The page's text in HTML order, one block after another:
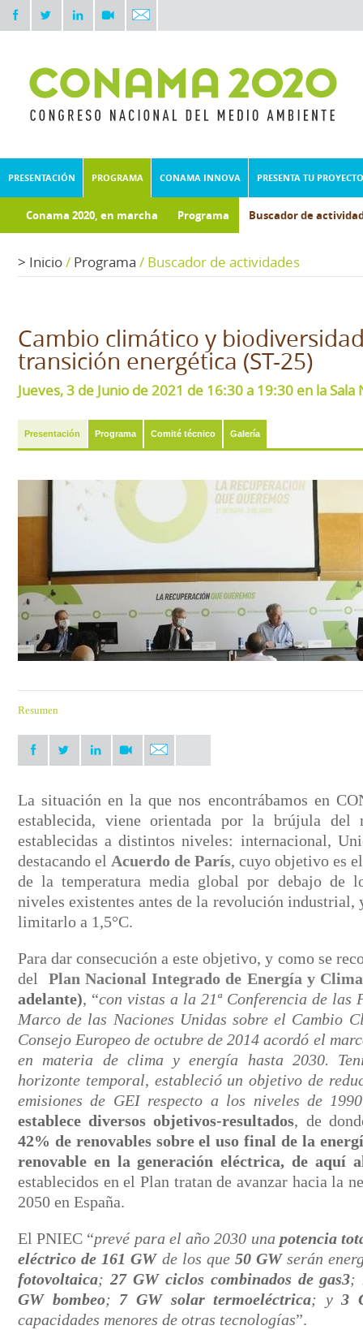
PRESENTACIÓN PROGRAMA CONAMA INNOVA PRESENTA TU PROYECTO
Conama 2020, en marcha Programa Buscador de
> Inicio/ Programa / Buscador de actividades
Cambio climático y
transición energética (ST-25)
Jueves, 3 de Junio de 2021 de 16:30 a 19:30 en la Sala
Presentación Programa Comité técnico Galería
Resumen
La situación en la que nos encontrábamos en
establecida, viene orientada por la brújula del
establecidas a distintos niveles: internacional,
destacando el Acuerdo de París, cuyo objetivo es
de la temperatura media global por debajo de
niveles existentes antes de la revolución industrial,
limitarlo a 1,5°C.
Para dar consecución a este objetivo, y como se
del Plan Nacional Integrado de Energía y Clima
adelante), “con vistas a la 21ª Conferencia de las
Marco de las Naciones Unidas sobre el Cambio
Consejo Europeo de octubre de 2014 acordó el
en materia de clima y energía hasta 2030.
horizonte temporal, estableció un objetivo de
emisiones de GEI respecto a los niveles de 1990
establece diversos objetivos-resultados, de
42% de renovables sobre el uso final de la
renovable en la generación eléctrica, de aquí
establecidos en el Plan tratan de avanzar hacia la
2050 en España.
El PNIEC “prevé para el año 2030 una potencia
eléctrico de 161 GWde los que50 GWserán
fotovoltaica; 27 GW ciclos combinados de gas3;
GW bombeo; 7 GW solar termoeléctrica; y3
capacidades menores de otras tecnologías”.